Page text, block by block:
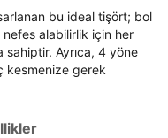
4
3
bu ideal tişört; bol
nefes alabilirlik için her
sahiptir. Ayrıca, 4 yöne
kesmenize gerek
, Hüküm ve Koşullar
Doğuş
Ticaret A.Ş.
telefonunuza SMS
doğrulayın.
telefonunuza SMS
doğrulayın.